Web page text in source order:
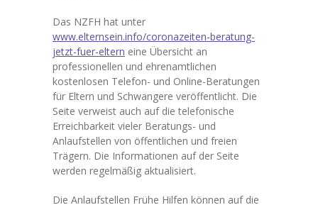
Unterricht
-- Galerie
-- Fahrradprüfung
Ganztag
-- Mittagessen
Das NZFH hat unter
www.elternsein.info/coronazeiten-beratung-
jetzt-fuer-eltern eine Übersicht an
professionellen und ehrenamtlichen
kostenlosen Telefon- und Online-Beratungen
für Eltern und Schwangere veröffentlicht. Die
Seite verweist auch auf die telefonische
Erreichbarkeit vieler Beratungs- und
Anlaufstellen von öffentlichen und freien
Trägern. Die Informationen auf der Seite
werden regelmäßig aktualisiert.
Die Anlaufstellen Frühe Hilfen können auf die